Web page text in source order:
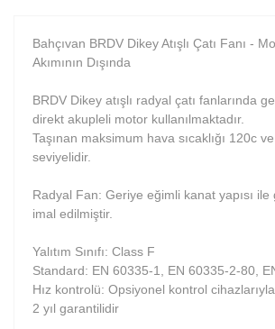
Bahçıvan BRDV Dikey Atışlı Çatı Fanı -
Akımının Dışında
BRDV Dikey atışlı radyal çatı fanlarında
direkt akupleli motor kullanılmaktadır.
Taşınan maksimum hava sıcaklığı 120c
seviyelidir.
Radyal Fan: Geriye eğimli kanat yapısı
imal edilmiştir.
Yalıtım Sınıfı: Class F
Standard: EN 60335-1, EN 60335-2-80,
Hız kontrolü: Opsiyonel kontrol
2 yıl garantilidir